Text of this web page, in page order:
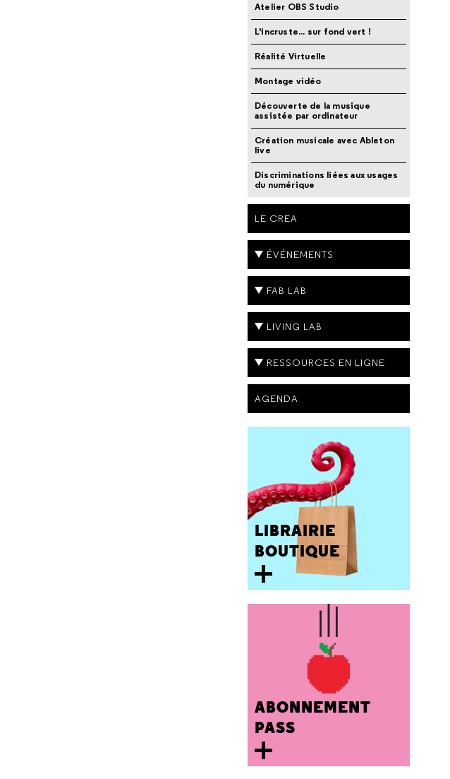
Atelier OBS Studio
L'incruste... sur fond vert !
Réalité Virtuelle
Montage vidéo
Découverte de la musique
assistée par ordinateur
Création musicale avec Ableton
live
Discriminations liées aux usages
du numérique
LE CREA
ÉVÉNEMENTS
FAB LAB
LIVING LAB
RESSOURCES EN LIGNE
AGENDA
LIBRAIRIE
BOUTIQUE
ABONNEMENT
PASS